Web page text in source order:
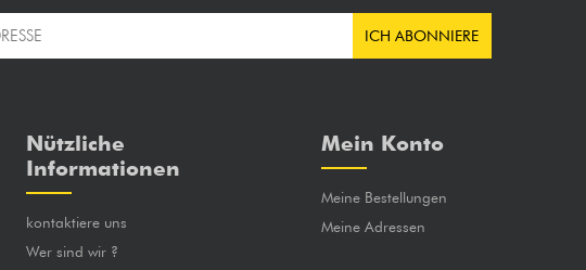
ICH ABONNIERE
Nützliche
Informationen
kontaktiere uns
Wer sind wir ?
Mein Konto
Meine Bestellungen
Meine Adressen